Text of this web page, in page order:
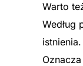
Warto
Według